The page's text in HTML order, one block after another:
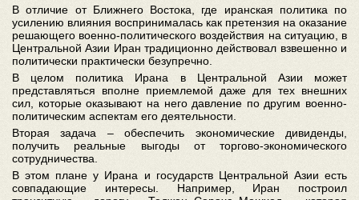
В отличие от Ближнего Востока, где иранская политика по
усилению влияния воспринималась как претензия на оказание
решающего военно-политического воздействия на ситуацию, в
Центральной Азии Иран традиционно действовал взвешенно и
политически практически безупречно.
В целом политика Ирана в Центральной Азии может
представляться вполне приемлемой даже для тех внешних
сил, которые оказывают на него давление по другим военно-
политическим аспектам его деятельности.
Вторая задача – обеспечить экономические дивиденды,
получить реальные выгоды от торгово-экономического
сотрудничества.
В этом плане у Ирана и государств Центральной Азии есть
совпадающие интересы. Например, Иран построил